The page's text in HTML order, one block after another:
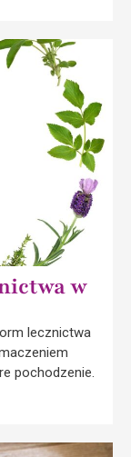
w
lecznictwa
pochodzenie.